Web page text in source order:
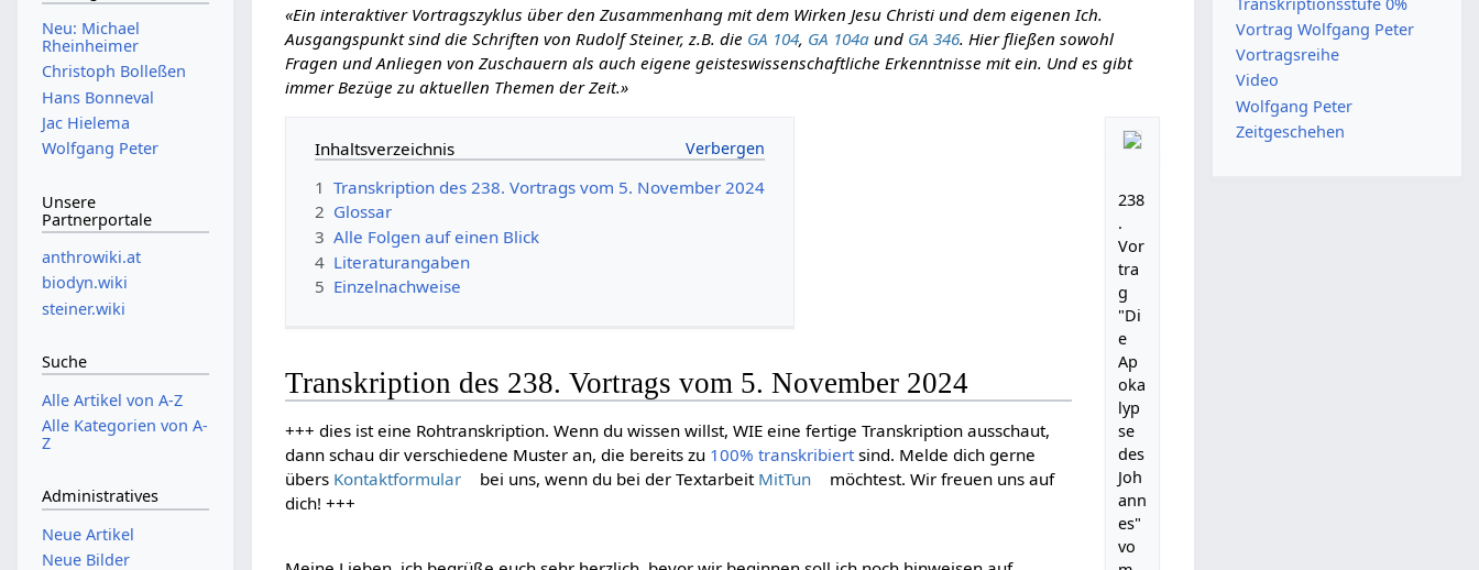
«Ein interaktiver Vortragszyklus über den Zusammenhang mit dem Wirken Jesu Christi und dem eigenen Ich.
Ausgangspunkt sind die Schriften von Rudolf Steiner, z.B. die GA 104, GA 104a und GA 346. Hier fließen sowohl
Fragen und Anliegen von Zuschauern als auch eigene geisteswissenschaftliche Erkenntnisse mit ein. Und es gibt
immer Bezüge zu aktuellen Themen der Zeit.»
238
.
Vor
tra
g
"Di
e
Ap
oka
lyp
se
des
Joh
ann
es"
vo
Inhaltsverzeichnis
1 Transkription des 238. Vortrags vom 5. November 2024
2 Glossar
3 Alle Folgen auf einen Blick
4 Literaturangaben
5 Einzelnachweise
Transkription des 238. Vortrags vom 5. November 2024
+++ dies ist eine Rohtranskription. Wenn du wissen willst, WIE eine fertige Transkription ausschaut,
dann schau dir verschiedene Muster an, die bereits zu 100% transkribiertsind. Melde dich gerne
übers Kontaktformular bei uns, wenn du bei der Textarbeit MitTun
möchtest. Wir freuen uns auf
dich! +++
Neu: Michael
Rheinheimer
Christoph Bolleßen
Hans Bonneval
Jac Hielema
Wolfgang Peter
Unsere
Partnerportale
anthrowiki.at
biodyn.wiki
steiner.wiki
Suche
Alle Artikel von A-Z
Alle Kategorien von A-
Z
Administratives
Neue Artikel
Neue Bilder
Vortrag Wolfgang Peter
Vortragsreihe
Video
Wolfgang Peter
Zeitgeschehen